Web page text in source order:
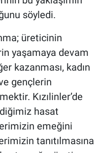
söyledi.
üreticinin
yaşamaya devam
kazanması, kadın
gençlerin
Kızılinler’de
hasat
emeğini
tanıtılmasına